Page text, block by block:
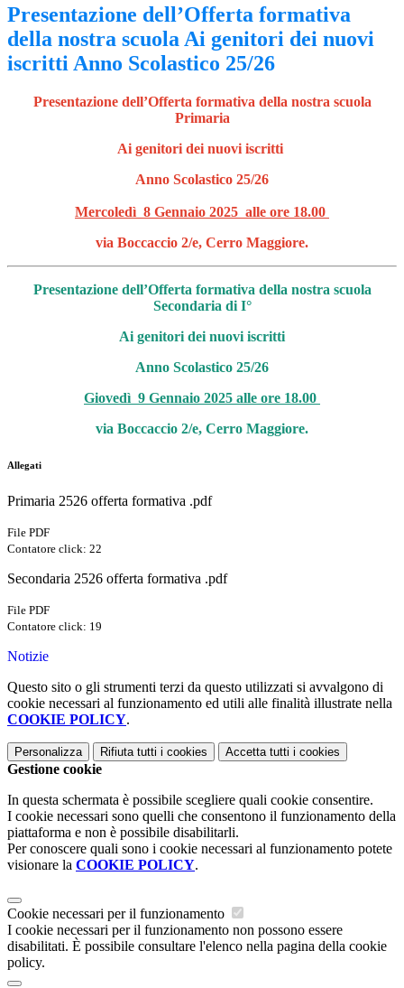
Presentazione dell’Offerta formativa
della nostra scuola Ai genitori dei nuovi
iscritti Anno Scolastico 25/26
Presentazione dell’Offerta formativa della nostra scuola
Primaria
Ai genitori dei nuovi iscritti
Anno Scolastico 25/26
Mercoledì 8 Gennaio 2025 alle ore 18.00
via Boccaccio 2/e, Cerro Maggiore.
Presentazione dell’Offerta formativa della nostra scuola
Secondaria di I°
Ai genitori dei nuovi iscritti
Anno Scolastico 25/26
Giovedì 9 Gennaio 2025 alle ore 18.00
via Boccaccio 2/e, Cerro Maggiore.
Allegati
Primaria 2526 offerta formativa .pdf
File PDF
Contatore click: 22
Secondaria 2526 offerta formativa .pdf
File PDF
Contatore click: 19
Notizie
Questo sito o gli strumenti terzi da questo utilizzati si avvalgono di
cookie necessari al funzionamento ed utili alle finalità illustrate nella
COOKIE POLICY.
Personalizza Rifiuta tutti i cookies Accetta tutti i cookies
Gestione cookie
In questa schermata è possibile scegliere quali cookie consentire.
I cookie necessari sono quelli che consentono il funzionamento della
piattaforma e non è possibile disabilitarli.
Per conoscere quali sono i cookie necessari al funzionamento potete
visionare la COOKIE POLICY.
Cookie necessari per il funzionamento
I cookie necessari per il funzionamento non possono essere
disabilitati. È possibile consultare l'elenco nella pagina della cookie
policy.